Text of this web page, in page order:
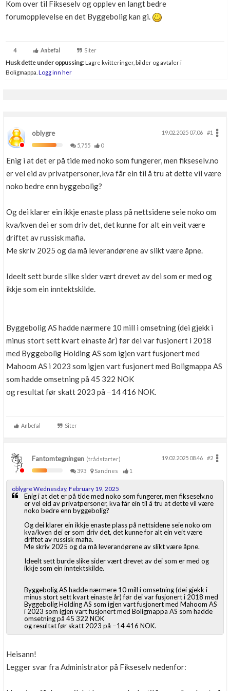
Boligmappa+
Få mer ut av Boligmappa
Kom over til Fikseselv og opplev en langt bedre
forumopplevelse en det Byggebolig kan gi.
4 Anbefal Siter
Husk dette under oppussing:Lagre kvitteringer, bilder og avtaler i
Boligmappa. Logg inn her
oblygre 19.02.2025 07.06
#1
5,755
0
Enig i at det er på tide med noko som fungerer, men fikseselv.no
er vel eid av privatpersoner, kva får ein til å tru at dette vil være
noko bedre enn byggebolig?
Og dei klarer ein ikkje enaste plass på nettsidene seie noko om
kva/kven dei er som driv det, det kunne for alt ein veit være
driftet av russisk mafia.
Me skriv 2025 og da må leverandørene av slikt være åpne.
Ideelt sett burde slike sider vært drevet av dei som er med og
ikkje som ein inntektskilde.
Byggebolig AS hadde nærmere 10 mill i omsetning (dei gjekk i
minus stort sett kvart einaste år) før dei var fusjonert i 2018
med Byggebolig Holding AS som igjen vart fusjonert med
Mahoom AS i 2023 som igjen vart fusjonert med Boligmappa AS
som hadde omsetning på 45 322 NOK
og resultat før skatt 2023 på −14 416 NOK.
Anbefal Siter
Fantomtegningen (trådstarter) 19.02.2025 08.46
#2
393
Sandnes 1
oblygre Wednesday, February 19, 2025
Enig i at det er på tide med noko som fungerer, men fikseselv.no
er vel eid av privatpersoner, kva får ein til å tru at dette vil være
noko bedre enn byggebolig?
Og dei klarer ein ikkje enaste plass på nettsidene seie noko om
kva/kven dei er som driv det, det kunne for alt ein veit være
driftet av russisk mafia.
Me skriv 2025 og da må leverandørene av slikt være åpne.
Ideelt sett burde slike sider vært drevet av dei som er med og
ikkje som ein inntektskilde.
Byggebolig AS hadde nærmere 10 mill i omsetning (dei gjekk i
minus stort sett kvart einaste år) før dei var fusjonert i 2018 med
Byggebolig Holding AS som igjen vart fusjonert med Mahoom AS
i 2023 som igjen vart fusjonert med Boligmappa AS som hadde
omsetning på 45 322 NOK
og resultat før skatt 2023 på −14 416 NOK.
Heisann!
Legger svar fra Administrator på Fikseselv nedenfor: